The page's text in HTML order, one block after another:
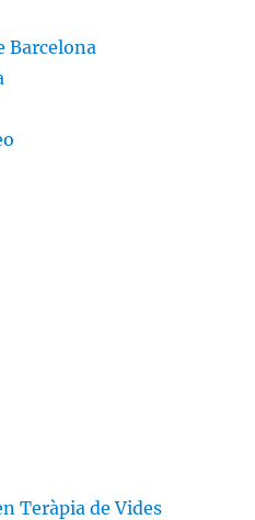
Barcelona
Teràpia de Vides